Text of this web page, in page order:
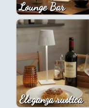
Lounge Bar
Eleganza rustica